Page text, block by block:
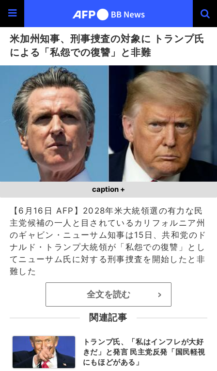
米加州知事、刑事捜査の対象に トランプ氏
による「私怨での復讐」と非難
caption +
【6月16日 AFP】2028年米大統領選の有力な民
主党候補の一人と目されているカリフォルニア州
のギャビン・ニューサム知事は15日、共和党のド
ナルド・トランプ大統領が「私怨での復讐」とし
てニューサム氏に対する刑事捜査を開始したと非
難した
全文を読む >
関連記事
トランプ氏、「私はインフレが大好
きだ」と発言 民主党反発「国民軽視
にもほどがある」